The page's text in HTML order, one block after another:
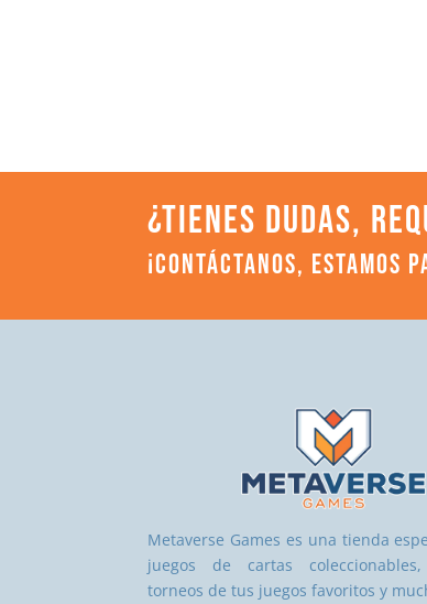
¿TIENES DUDAS,
¡CONTÁCTANOS, ESTAMOS
Metaverse Games es una tienda
juegos de cartas coleccionables,
torneos de tus juegos favoritos y